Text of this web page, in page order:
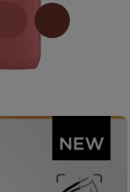
NEXT CARD